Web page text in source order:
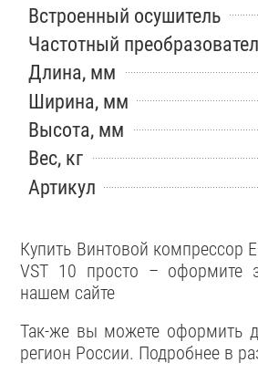
Встроенный осушитель
Частотный
Длина, мм
Ширина, мм
Высота, мм
Вес, кг
Артикул
Купить Винтовой компрессор
VST 10 просто – оформите
нашем сайте
Так-же вы можете оформить
регион России. Подробнее в